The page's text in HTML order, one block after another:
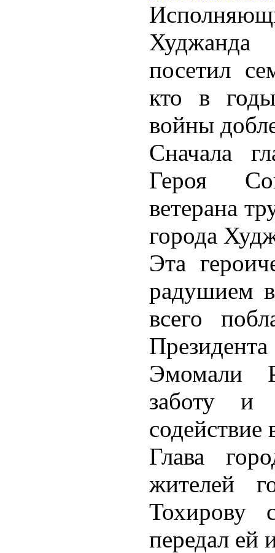
посетил
кто в
войны
Сначала
Героя
ветерана
города
Эта
радушием
всего
Эмомали
заботу и
содействие
Глава
жителей
Тохирову
передал ей